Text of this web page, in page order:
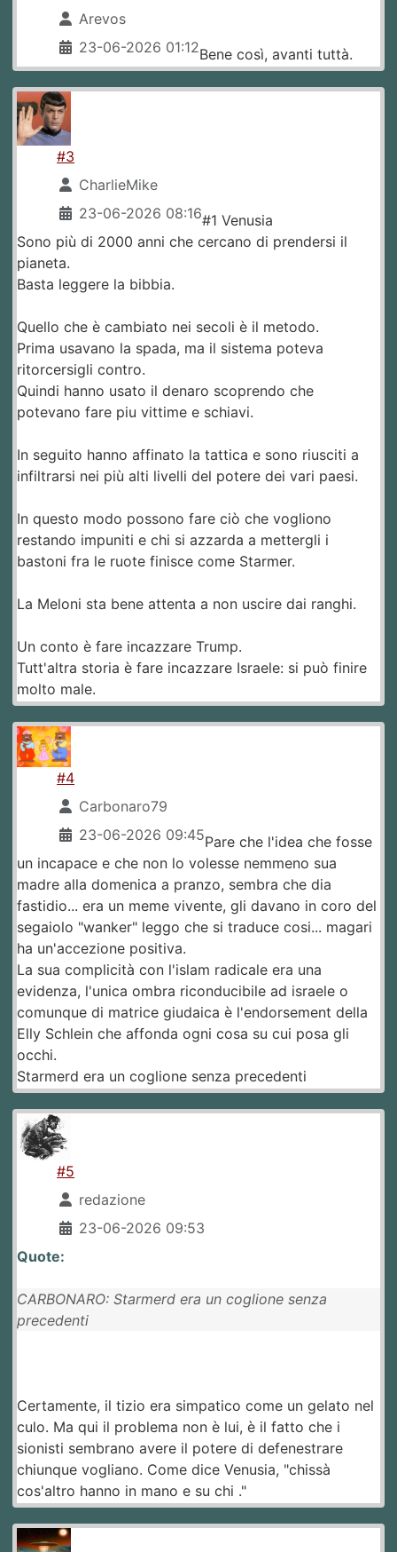
Arevos
23-06-2026 01:12Bene così, avanti tuttà.
#3
CharlieMike
23-06-2026 08:16#1 Venusia
Sono più di 2000 anni che cercano di prendersi il
pianeta.
Basta leggere la bibbia.
Quello che è cambiato nei secoli è il metodo.
Prima usavano la spada, ma il sistema poteva
ritorcersigli contro.
Quindi hanno usato il denaro scoprendo che
potevano fare piu vittime e schiavi.
In seguito hanno affinato la tattica e sono riusciti a
infiltrarsi nei più alti livelli del potere dei vari paesi.
In questo modo possono fare ciò che vogliono
restando impuniti e chi si azzarda a mettergli i
bastoni fra le ruote finisce come Starmer.
La Meloni sta bene attenta a non uscire dai ranghi.
Un conto è fare incazzare Trump.
Tutt'altra storia è fare incazzare Israele: si può finire
molto male.
#4
Carbonaro79
23-06-2026 09:45Pare che l'idea che fosse
un incapace e che non lo volesse nemmeno sua
madre alla domenica a pranzo, sembra che dia
fastidio... era un meme vivente, gli davano in coro del
segaiolo "wanker" leggo che si traduce cosi... magari
ha un'accezione positiva.
La sua complicità con l'islam radicale era una
evidenza, l'unica ombra riconducibile ad israele o
comunque di matrice giudaica è l'endorsement della
Elly Schlein che affonda ogni cosa su cui posa gli
occhi.
Starmerd era un coglione senza precedenti
#5
redazione
23-06-2026 09:53
Quote:
CARBONARO: Starmerd era un coglione senza
precedenti
Certamente, il tizio era simpatico come un gelato nel
culo. Ma qui il problema non è lui, è il fatto che i
sionisti sembrano avere il potere di defenestrare
chiunque vogliano. Come dice Venusia, "chissà
cos'altro hanno in mano e su chi ."